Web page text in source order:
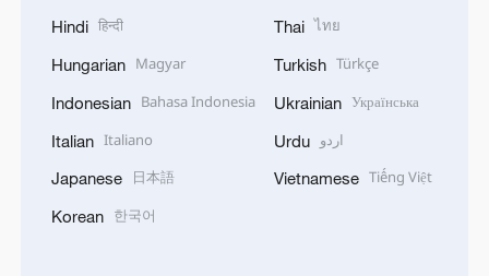
Hindi हिन्दी
Hungarian Magyar
Indonesian Bahasa Indonesia
Italian Italiano
Japanese 日本語
Korean 한국어
Thai ไทย
Turkish Türkçe
Ukrainian Українська
Urdu اردو
Vietnamese Tiếng Việt